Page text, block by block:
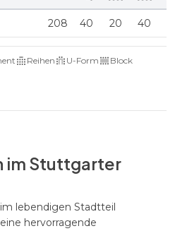
208 40 20 40
Reihen U-Form
Block
im Stuttgarter
lebendigen Stadtteil
hervorragende